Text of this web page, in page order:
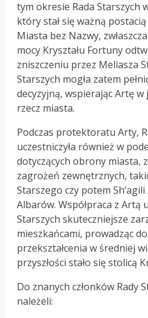
tym okresie Rada Starszych
który stał się ważną
Miasta bez Nazwy,
mocy Kryształu Fortuny
zniszczeniu przez Meliasza
Starszych mogła zatem
decyzyjną, wspierając Artę w
rzecz miasta.
Podczas protektoratu Arty,
uczestniczyła również w
dotyczących obrony miasta,
zagrożeń zewnętrznych,
Starszego czy potem
Albarów. Współpraca z Artą
Starszych skuteczniejsze
mieszkańcami, prowadząc
przekształcenia w średniej
przyszłości stało się stolicą
Do znanych członków Rady
należeli: